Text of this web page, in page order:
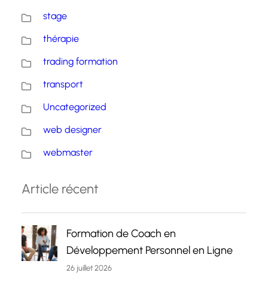
stage
thérapie
trading formation
transport
Uncategorized
web designer
webmaster
Article récent
Formation de Coach en
Développement Personnel en Ligne
26 juillet 2026